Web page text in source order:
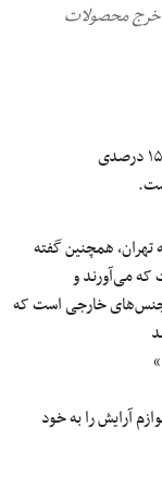
را خرج محصولات
خرازی فروشان و وابسته تهران از افزایش ۱۵ درصدی
تهران، همچنین گفته
است که می‌آورند و
تا۹۰ درصد متعلق به جنس‌های خارجی است که
۲۰ درصد
آرایش را به خود